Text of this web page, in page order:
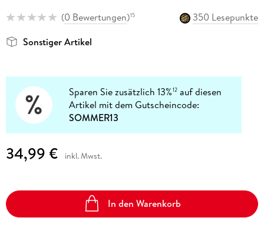
(0 Bewertungen)15
350 Lesepunkte
Sonstiger Artikel
Sparen Sie zusätzlich 13%12 auf diesen
Artikel mit dem Gutscheincode:
SOMMER13
34,99 € inkl. Mwst.
In den Warenkorb